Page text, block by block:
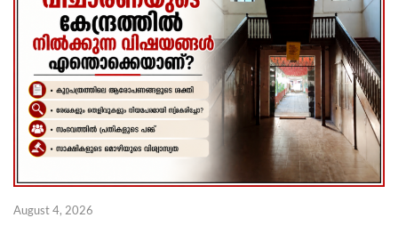
August 4, 2026